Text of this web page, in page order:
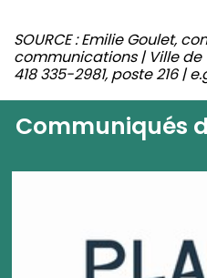
SOURCE : Emilie Goulet,
communications | Ville de
418 335-2981, poste 216 |
Communiqués